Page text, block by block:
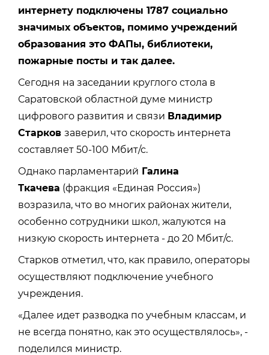
интернету подключены 1787 социально
значимых объектов, помимо учреждений
образования это ФАПы, библиотеки,
пожарные посты и так далее.
Сегодня на заседании круглого стола в
Саратовской областной думе министр
цифрового развития и связи Владимир
Старков заверил, что скорость интернета
составляет 50-100 Мбит/с.
Однако парламентарий Галина
Ткачева (фракция «Единая Россия»)
возразила, что во многих районах жители,
особенно сотрудники школ, жалуются на
низкую скорость интернета - до 20 Мбит/с.
Старков отметил, что, как правило, операторы
осуществляют подключение учебного
учреждения.
«Далее идет разводка по учебным классам, и
не всегда понятно, как это осуществлялось», -
поделился министр.